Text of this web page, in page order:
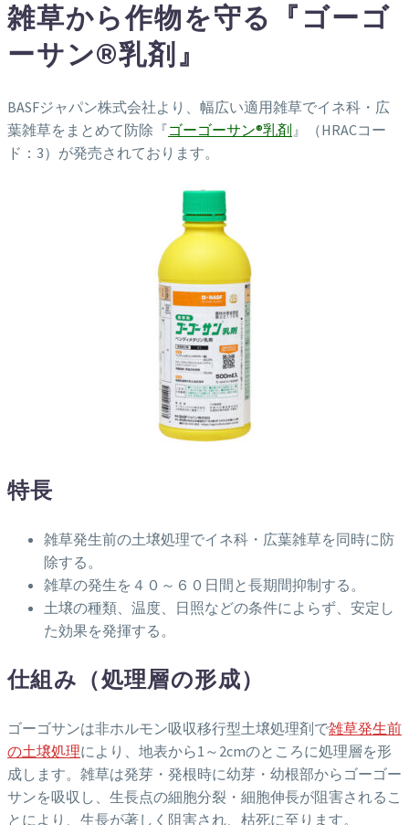
雑草から作物を守る『ゴーゴ
ーサン®乳剤』
BASFジャパン株式会社より、幅広い適用雑草でイネ科・広
葉雑草をまとめて防除『ゴーゴーサン®乳剤 』（HRACコー
ド：3）が発売されております。
特長
雑草発生前の土壌処理でイネ科・広葉雑草を同時に防
除する。
雑草の発生を４０～６０日間と長期間抑制する。
土壌の種類、温度、日照などの条件によらず、安定し
た効果を発揮する。
仕組み（処理層の形成）
ゴーゴサンは非ホルモン吸収移行型土壌処理剤で雑草発生前
の土壌処理により、地表から1～2cmのところに処理層を形
成します。雑草は発芽・発根時に幼芽・幼根部からゴーゴー
サンを吸収し、生長点の細胞分裂・細胞伸長が阻害されるこ
とにより、生長が著しく阻害され、枯死に至ります。